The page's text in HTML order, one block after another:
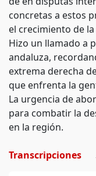
concretas a estos
el crecimiento de
Hizo un llamado a
andaluza,
extrema derecha
que enfrenta la
La urgencia de
para combatir la
en la región.
Transcripciones